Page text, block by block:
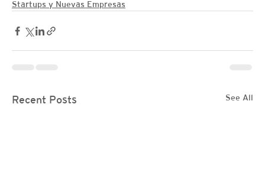
Startups y Nuevas Empresas
Recent Posts See All